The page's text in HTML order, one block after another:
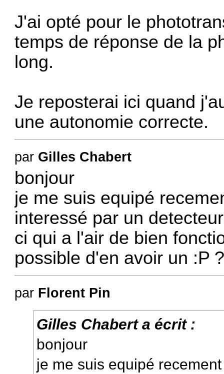
J'ai opté pour le
temps de réponse de la
long.
Je reposterai ici quand
une autonomie correcte.
par Gilles Chabert
bonjour
je me suis equipé
interessé par un
ci qui a l'air de bien
possible d'en avoir un :P
par Florent Pin
Gilles Chabert a écrit :
bonjour
je me suis equipé